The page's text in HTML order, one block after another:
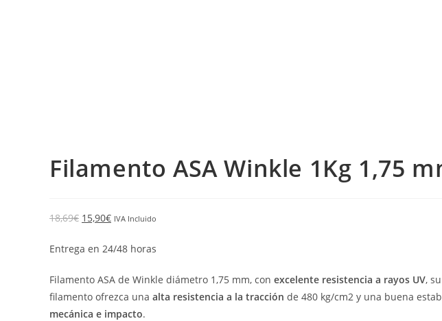
Filamento ASA Winkle 1Kg 1,75
18,69€ 15,90€ IVA Incluido
Entrega en 24/48 horas
Filamento ASA de Winkle diámetro 1,75 mm, con excelente resistencia a rayos UV,
filamento ofrezca una alta resistencia a la tracción de 480 kg/cm2 y una buena
mecánica e impacto.